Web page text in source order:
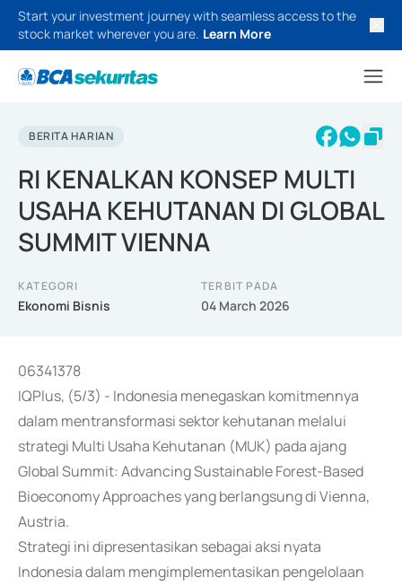
Start your investment journey with seamless access to the
stock market wherever you are. Learn More
BERITA HARIAN
RI KENALKAN KONSEP MULTI
USAHA KEHUTANAN DI GLOBAL
SUMMIT VIENNA
KATEGORI
Ekonomi Bisnis
TERBIT PADA
04 March 2026
06341378
IQPlus, (5/3) - Indonesia menegaskan komitmennya
dalam mentransformasi sektor kehutanan melalui
strategi Multi Usaha Kehutanan (MUK) pada ajang
Global Summit: Advancing Sustainable Forest-Based
Bioeconomy Approaches yang berlangsung di Vienna,
Austria.
Strategi ini dipresentasikan sebagai aksi nyata
Indonesia dalam mengimplementasikan pengelolaan